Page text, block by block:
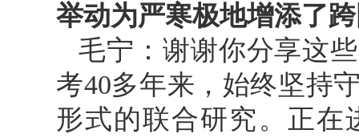
举动为严寒极地增添了
毛宁：谢谢你分享这
考40多年来，始终坚持
形式的联合研究。正在